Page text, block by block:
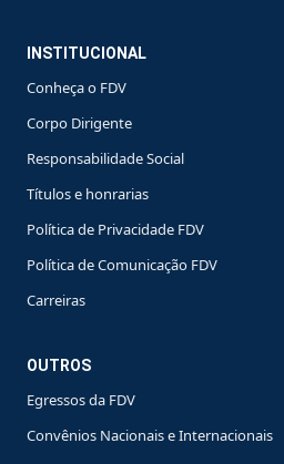
INSTITUCIONAL
Conheça o FDV
Corpo Dirigente
Responsabilidade Social
Títulos e honrarias
Política de Privacidade FDV
Política de Comunicação FDV
Carreiras
OUTROS
Egressos da FDV
Convênios Nacionais e Internacionais